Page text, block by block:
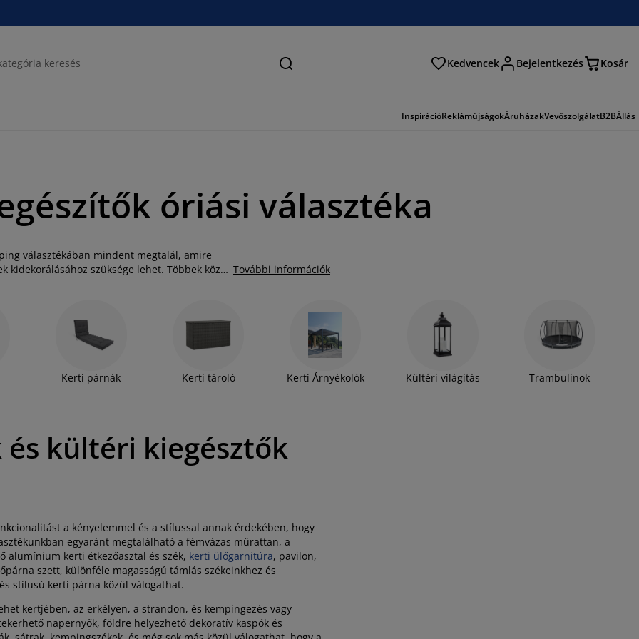
Keresés Kedvencek Bejelentkezés Kosár
InspirációReklámújságokÁruházakVevőszolgálatB2BÁllás
óriási választéka
választékában mindent megtalál, amire
szüksége lehet. Többek között
és napfényes hétvégéket saját
bútor szett, egy kényelmes ülőgarnitúra,
kényelmes napozóágy, és már készen is áll
Böngéssze végig hatalmas kerti
További információk
Kerti párnák Kerti tároló Kerti Árnyékolók Kültéri világítás Trambulinok
kültéri kiegésztők
a kényelemmel és a stílussal annak érdekében, hogy
egyaránt megtalálható a fémvázas műrattan, a
alumínium kerti étkezőasztal és szék, kerti ülőgarnitúra, pavilon,
szett, különféle magasságú támlás székeinkhez és
stílusú kerti párna közül válogathat.
kertjében, az erkélyen, a strandon, és kempingezés vagy
napernyők, földre helyezhető dekoratív kaspók és